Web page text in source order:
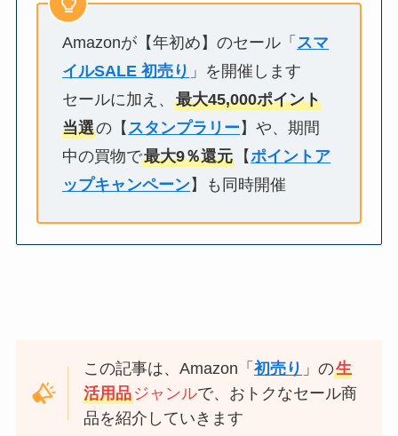
Amazonが【年初め】のセール「 スマ
イルSALE 初売り 」を開催します
セールに加え、最大45,000ポイント
当選の【 スタンプラリー】や、期間
中の買物で最大9％還元 【ポイントア
ップキャンペーン】も同時開催
この記事は、Amazon「初売り 」の生
活用品ジャンルで、おトクなセール商
品を紹介していきます